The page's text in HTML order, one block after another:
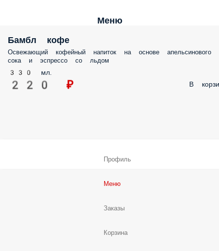
Меню
Бамбл кофе
Освежающий кофейный напиток на основе апельсинового
сока и эспрессо со льдом
330 мл.
220 ₽ В
Профиль
Меню
Заказы
Корзина